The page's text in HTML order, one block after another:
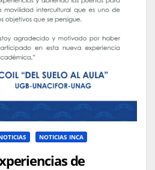
NOTICIAS INCA
de